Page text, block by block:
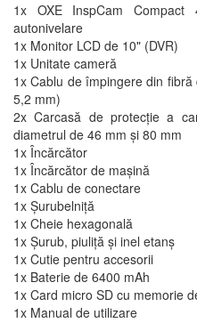
1x OXE InspCam
autonivelare
1x Monitor LCD de 10" (DVR)
1x Unitate cameră
1x Cablu de împingere din
5,2 mm)
2x Carcasă de protecție a
diametrul de 46 mm și 80 mm
1x Încărcător
1x Încărcător de mașină
1x Cablu de conectare
1x Șurubelniță
1x Cheie hexagonală
1x Șurub, piuliță și inel etanș
1x Cutie pentru accesorii
1x Baterie de 6400 mAh
1x Card micro SD cu memorie
1x Manual de utilizare